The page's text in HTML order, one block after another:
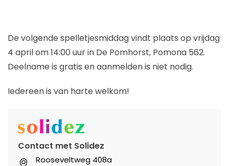
De volgende spelletjesmiddag vindt plaats op vrijdag
4 april om 14:00 uur in De Pomhorst, Pomona 562.
Deelname is gratis en aanmelden is niet nodig.
Iedereen is van harte welkom!
Contact met Solidez
Rooseveltweg 408a